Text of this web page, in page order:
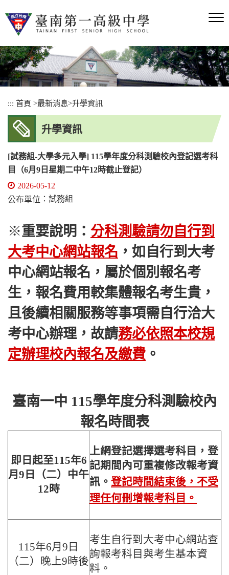
到
內
容
區
塊
::: 首頁 >最新消息>升學資訊
升學資訊
[試務組-大學多元入學] 115學年度分科測驗校內登記選考科
目（6月9日星期二中午12時截止登記）
2026-05-12
公布單位 ：試務組
※重要說明： 分科測驗請勿自行到
大考中心網站報名 ，如自行到大考
中心網站報名，屬於個別報名考
生，報名費用較集體報名考生貴，
且後續相關服務等事項需自行洽大
考中心辦理，故請務必依照本校規
定辦理校內報名及繳費 。
臺南一中 115學年度分科測驗校內
報名時間表
即日起至115年6
月9日（二）中午
12時
上網登記選擇選考科目，登
記期間內可重複修改報考資
訊。 登記時間結束後，不受
理任何刪增報考科目。
115年6月9日
（二）晚上9時後
考生自行到大考中心網站查
詢報考科目與考生基本資
料。